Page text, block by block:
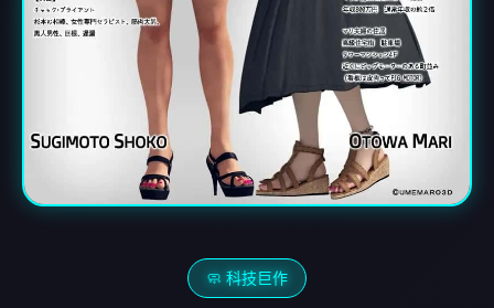
🧼 科技巨作